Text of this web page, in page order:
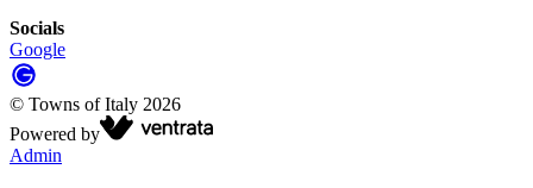
Socials
Google
© Towns of Italy 2026
Powered by
Admin